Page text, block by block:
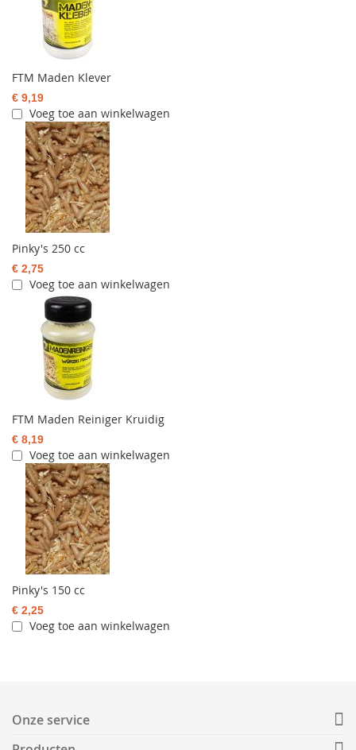
FTM Maden Klever
€ 9,19
Voeg toe aan winkelwagen
Pinky's 250 cc
€ 2,75
Voeg toe aan winkelwagen
FTM Maden Reiniger Kruidig
€ 8,19
Voeg toe aan winkelwagen
Pinky's 150 cc
€ 2,25
Voeg toe aan winkelwagen
Onze service